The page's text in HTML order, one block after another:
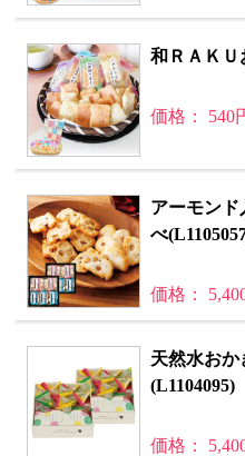
和ＲＡＫＵ
価格： 540
アーモンド
べ
価格：
天然水おか
(L1104095)
価格：